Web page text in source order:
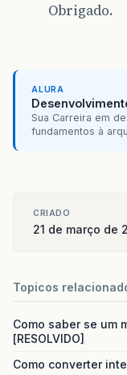
Obrigado.
ALURA
Sua Carreira em
fundamentos à
CRIADO
21 de março de
Topicos
Como saber se um
[RESOLVIDO]
Como converter